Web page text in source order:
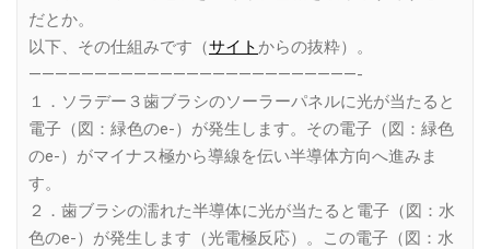
だとか。
以下、その仕組みです（サイト からの抜粋）。
—————————————————————————-
１．ソラデー３歯ブラシのソーラーパネルに光が当たると
電子（図：緑色のe-）が発生します。その電子（図：緑色
のe-）がマイナス極から導線を伝い半導体方向へ進みま
す。
２．歯ブラシの濡れた半導体に光が当たると電子（図：水
色のe-）が発生します（光電極反応）。この電子（図：水